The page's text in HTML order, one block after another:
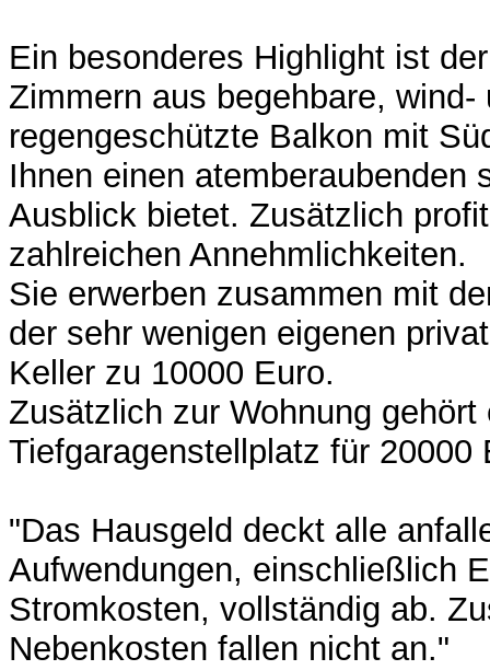
Ein besonderes Highlight ist
Zimmern aus begehbare, wind-
regengeschützte Balkon mit
Ihnen einen atemberaubenden
Ausblick bietet. Zusätzlich
zahlreichen Annehmlichkeiten.
Sie erwerben zusammen mit
der sehr wenigen eigenen
Keller zu 10000 Euro.
Zusätzlich zur Wohnung gehört
Tiefgaragenstellplatz für 20000
"Das Hausgeld deckt alle
Aufwendungen, einschließlich
Stromkosten, vollständig ab.
Nebenkosten fallen nicht an."